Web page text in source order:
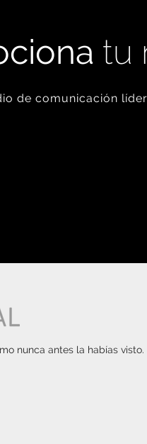
tu
de comunicación
nunca antes la habías visto.